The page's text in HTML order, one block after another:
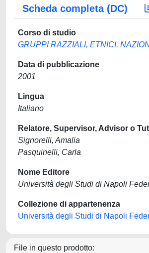
Scheda completa (DC)
Corso di studio
GRUPPI RAZZIALI, ETNICI,
Data di pubblicazione
2001
Lingua
Italiano
Relatore, Supervisor, Advisor o
Signorelli, Amalia
Pasquinelli, Carla
Nome Editore
Università degli Studi di Napoli
Collezione di appartenenza
Università degli Studi di Napoli
File in questo prodotto: